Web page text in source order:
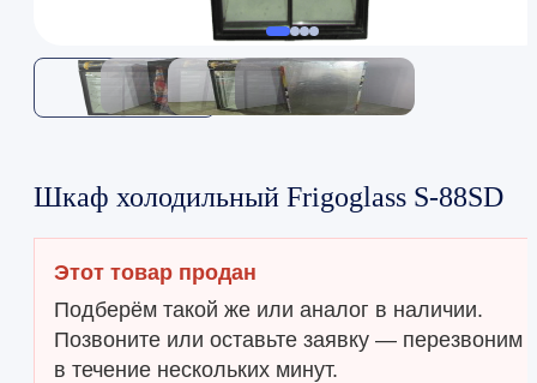
Шкаф холодильный Frigoglass S-88SD
Этот товар продан
Подберём такой же или аналог в наличии.
Позвоните или оставьте заявку — перезвоним
в течение нескольких минут.